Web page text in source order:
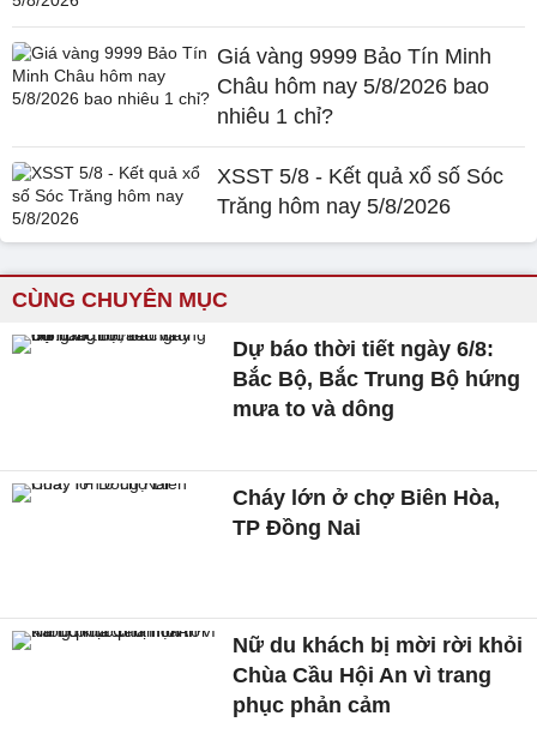
Giá vàng 9999 Bảo Tín Minh
Châu hôm nay 5/8/2026 bao
nhiêu 1 chỉ?
XSST 5/8 - Kết quả xổ số Sóc
Trăng hôm nay 5/8/2026
CÙNG CHUYÊN MỤC
Dự báo thời tiết ngày 6/8:
Bắc Bộ, Bắc Trung Bộ hứng
mưa to và dông
Cháy lớn ở chợ Biên Hòa,
TP Đồng Nai
Nữ du khách bị mời rời khỏi
Chùa Cầu Hội An vì trang
phục phản cảm